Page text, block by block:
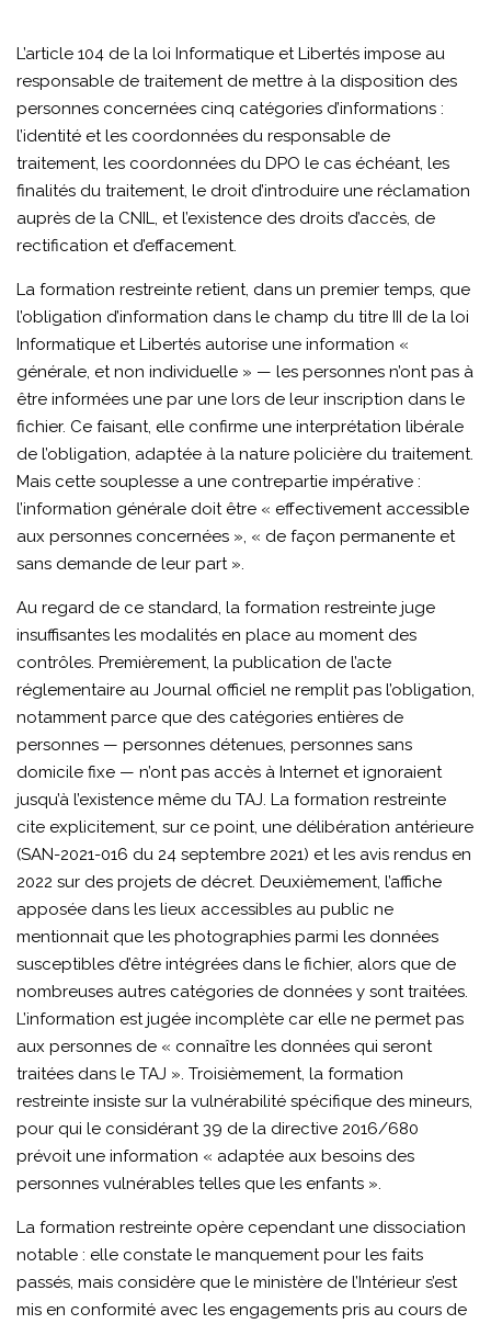
L’article 104 de la loi Informatique et Libertés impose au
responsable de traitement de mettre à la disposition des
personnes concernées cinq catégories d’informations :
l’identité et les coordonnées du responsable de
traitement, les coordonnées du DPO le cas échéant, les
finalités du traitement, le droit d’introduire une réclamation
auprès de la CNIL, et l’existence des droits d’accès, de
rectification et d’effacement.
La formation restreinte retient, dans un premier temps, que
l’obligation d’information dans le champ du titre III de la loi
Informatique et Libertés autorise une information «
générale, et non individuelle » — les personnes n’ont pas à
être informées une par une lors de leur inscription dans le
fichier. Ce faisant, elle confirme une interprétation libérale
de l’obligation, adaptée à la nature policière du traitement.
Mais cette souplesse a une contrepartie impérative :
l’information générale doit être « effectivement accessible
aux personnes concernées », « de façon permanente et
sans demande de leur part ».
Au regard de ce standard, la formation restreinte juge
insuffisantes les modalités en place au moment des
contrôles. Premièrement, la publication de l’acte
réglementaire au Journal officiel ne remplit pas l’obligation,
notamment parce que des catégories entières de
personnes — personnes détenues, personnes sans
domicile fixe — n’ont pas accès à Internet et ignoraient
jusqu’à l’existence même du TAJ. La formation restreinte
cite explicitement, sur ce point, une délibération antérieure
(SAN-2021-016 du 24 septembre 2021) et les avis rendus en
2022 sur des projets de décret. Deuxièmement, l’affiche
apposée dans les lieux accessibles au public ne
mentionnait que les photographies parmi les données
susceptibles d’être intégrées dans le fichier, alors que de
nombreuses autres catégories de données y sont traitées.
L’information est jugée incomplète car elle ne permet pas
aux personnes de « connaître les données qui seront
traitées dans le TAJ ». Troisièmement, la formation
restreinte insiste sur la vulnérabilité spécifique des mineurs,
pour qui le considérant 39 de la directive 2016/680
prévoit une information « adaptée aux besoins des
personnes vulnérables telles que les enfants ».
La formation restreinte opère cependant une dissociation
notable : elle constate le manquement pour les faits
passés, mais considère que le ministère de l’Intérieur s’est
mis en conformité avec les engagements pris au cours de